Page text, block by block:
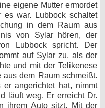
eigene Mutter ermordet
war. Lubbock schaltet
in dem Raum aus
von Sylar hören, der
Lubbock spricht. Der
auf Sylar zu, als der
und mit der Telikenese
aus dem Raum schmeißt.
angerichtet hat, nimmt
läuft weg. Er erreicht Dr.
ihrem Auto sitzt. Mit der